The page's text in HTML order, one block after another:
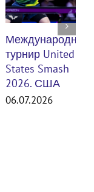
Международный
турнир United
States Smash
2026. США
06.07.2026